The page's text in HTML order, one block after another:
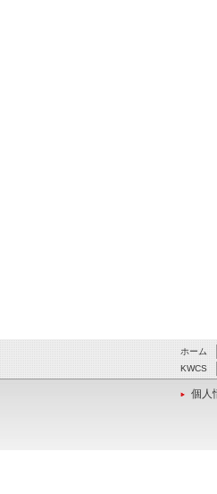
ホーム
KWCS
個人